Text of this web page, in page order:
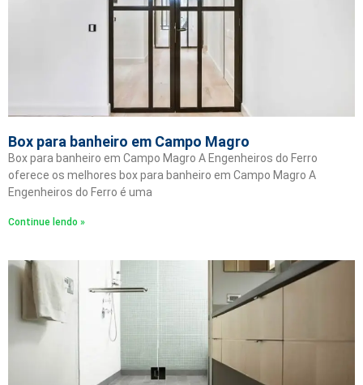
Box para banheiro em Campo Magro
Box para banheiro em Campo Magro A Engenheiros do Ferro
oferece os melhores box para banheiro em Campo Magro A
Engenheiros do Ferro é uma
Continue lendo »